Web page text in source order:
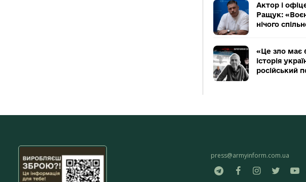
Актор і
Ращук:
нічого
«Це зло має
історія
російський
press@armyinform.com.ua